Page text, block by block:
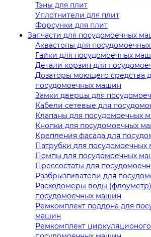
Тэны для плит
Уплотнители для плит
Форсунки для плит
Запчасти для посудомоечных
Аквастопы для
Гайки для посудомоечных
Детали корзин для
Дозаторы моющего средства
посудомоечных машин
Замки дверцы для
Кабели сетевые для
Клапаны для посудомоечных
Кнопки для посудомоечных
Крепления фасада для
Патрубки для
Помпы для посудомоечных
Прессостаты для
Разбрызгиватели для
Расходомеры воды
посудомоечных машин
Ремкомплект поддона для
машин
Ремкомплект циркуляционого